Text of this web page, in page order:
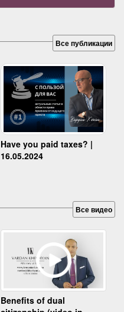
Все публикации
Have you paid taxes? |
16.05.2024
Все видео
Benefits of dual